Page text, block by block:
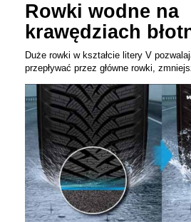
Rowki wodne na
krawędziach
Duże rowki w kształcie litery V
przepływać przez główne rowki,